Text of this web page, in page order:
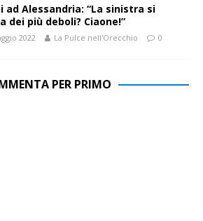
ad Alessandria: “La sinistra si
dei più deboli? Ciaone!”
2022 La Pulce nell'Orecchio 0
PER PRIMO